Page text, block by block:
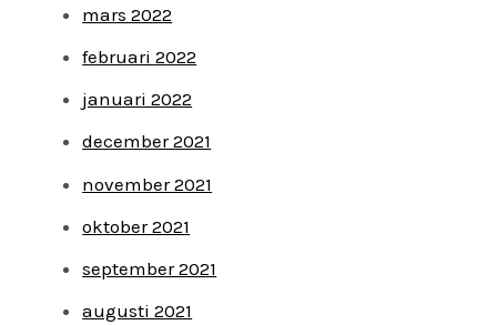
mars 2022
februari 2022
januari 2022
december 2021
november 2021
oktober 2021
september 2021
augusti 2021